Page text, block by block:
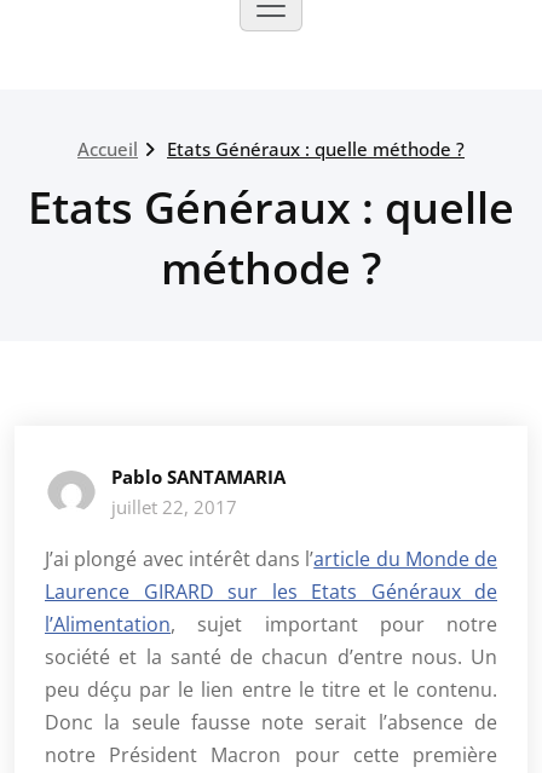
Accueil Etats Généraux : quelle méthode ?
Etats Généraux : quelle
méthode ?
Pablo SANTAMARIA
juillet 22, 2017
J’ai plongé avec intérêt dans l’article du Monde de
Laurence GIRARD sur les Etats Généraux de
l’Alimentation, sujet important pour notre
société et la santé de chacun d’entre nous. Un
peu déçu par le lien entre le titre et le contenu.
Donc la seule fausse note serait l’absence de
notre Président Macron pour cette première